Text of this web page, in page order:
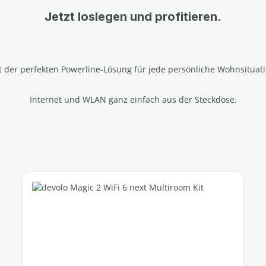
Jetzt loslegen und profitieren.
der perfekten Powerline-Lösung für jede persönliche
Internet und WLAN ganz einfach aus der Steckdose.